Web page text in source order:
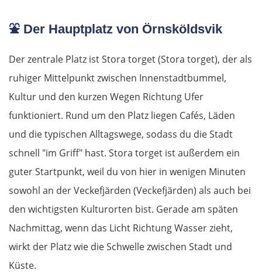
⛲ Der Hauptplatz von Örnsköldsvik
Der zentrale Platz ist Stora torget (Stora torget), der als
ruhiger Mittelpunkt zwischen Innenstadtbummel,
Kultur und den kurzen Wegen Richtung Ufer
funktioniert. Rund um den Platz liegen Cafés, Läden
und die typischen Alltagswege, sodass du die Stadt
schnell "im Griff" hast. Stora torget ist außerdem ein
guter Startpunkt, weil du von hier in wenigen Minuten
sowohl an der Veckefjärden (Veckefjärden) als auch bei
den wichtigsten Kulturorten bist. Gerade am späten
Nachmittag, wenn das Licht Richtung Wasser zieht,
wirkt der Platz wie die Schwelle zwischen Stadt und
Küste.
Râmnicu Vâlcea
Pitești
Bukarest
Bulgarien Ost
Ruse
Rasgrad
Warna